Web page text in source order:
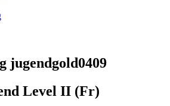
jugendgold0409
Level II (Fr)